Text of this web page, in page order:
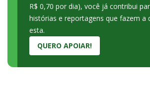
R$ 0,70 por dia), você já contribui
histórias e reportagens que fazem a
esta.
QUERO APOIAR!